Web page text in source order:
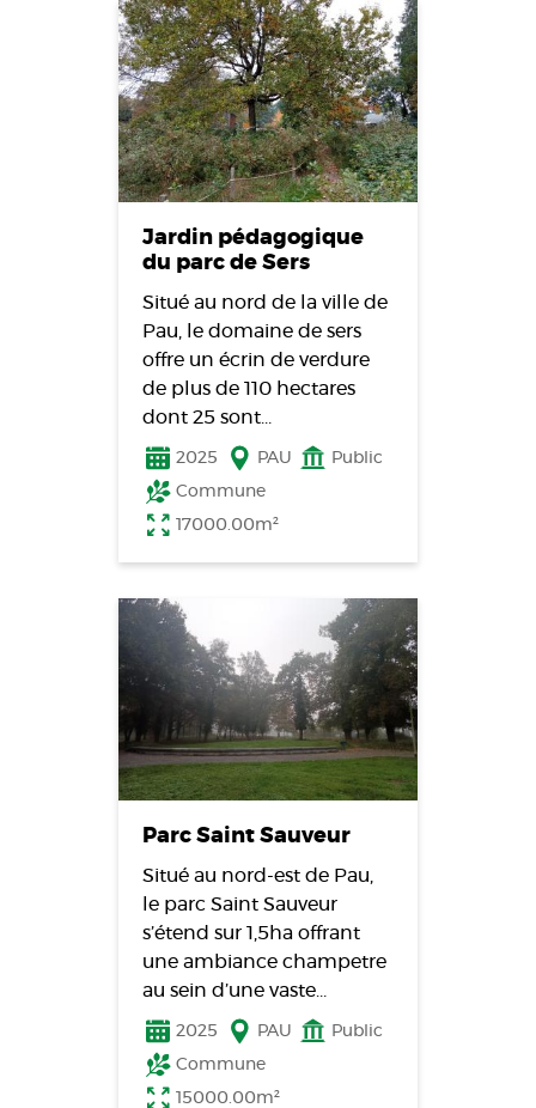
Jardin pédagogique
du parc de Sers
Situé au nord de la ville de
Pau, le domaine de sers
offre un écrin de verdure
de plus de 110 hectares
dont 25 sont…
2025 PAU
Public
Commune
17000.00m²
Parc Saint Sauveur
Situé au nord-est de Pau,
le parc Saint Sauveur
s’étend sur 1,5ha offrant
une ambiance champetre
au sein d’une vaste…
2025 PAU
Public
Commune
15000.00m²